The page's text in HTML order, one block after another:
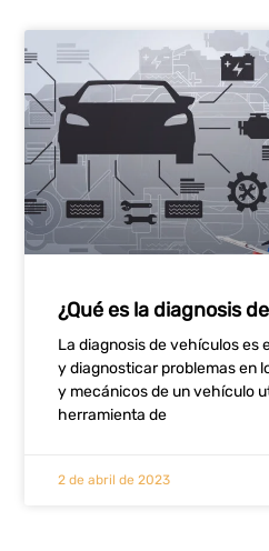
¿Qué es la diagnosis
La diagnosis de vehículos es
y diagnosticar problemas en
y mecánicos de un vehículo
herramienta de
2 de abril de 2023